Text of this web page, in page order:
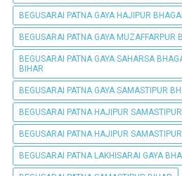
BEGUSARAI PATNA GAYA HAJIPUR
BEGUSARAI PATNA GAYA MUZAFFARPUR
BEGUSARAI PATNA GAYA SAHARSA
BIHAR
BEGUSARAI PATNA GAYA SAMASTIPUR
BEGUSARAI PATNA HAJIPUR
BEGUSARAI PATNA HAJIPUR
BEGUSARAI PATNA LAKHISARAI GAYA